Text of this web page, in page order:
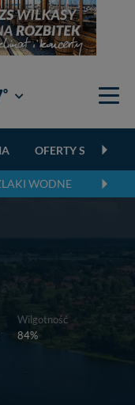
° Giżycko
OFERTY
WODNE
Wilgotność
84%